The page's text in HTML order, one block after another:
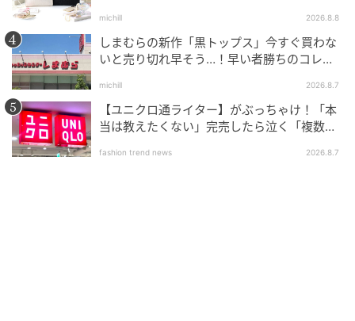
出典：GU（ジーユー）オンラインストア
michill 2026.8.8
しまむらの新作「黒トップス」今すぐ買わな
いと売り切れ早そう…！早い者勝ちのコレ買
michill 2026.8.7
【ユニクロ通ライター】がぶっちゃけ！「本
当は教えたくない」完売したら泣く「複数買
fashion trend news 2026.8.7